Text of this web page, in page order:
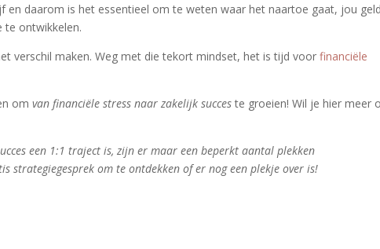
en daarom is het essentieel om te weten waar het naartoe gaat, jou geld
te ontwikkelen.
verschil maken. Weg met die tekort mindset, het is tijd voorfinanciële
omvan financiële stress naar zakelijk succeste groeien! Wil je hier meer
een 1:1 traject is, zijn er maar een beperkt aantal plekken
strategiegesprek om te ontdekken of er nog een plekje over is!